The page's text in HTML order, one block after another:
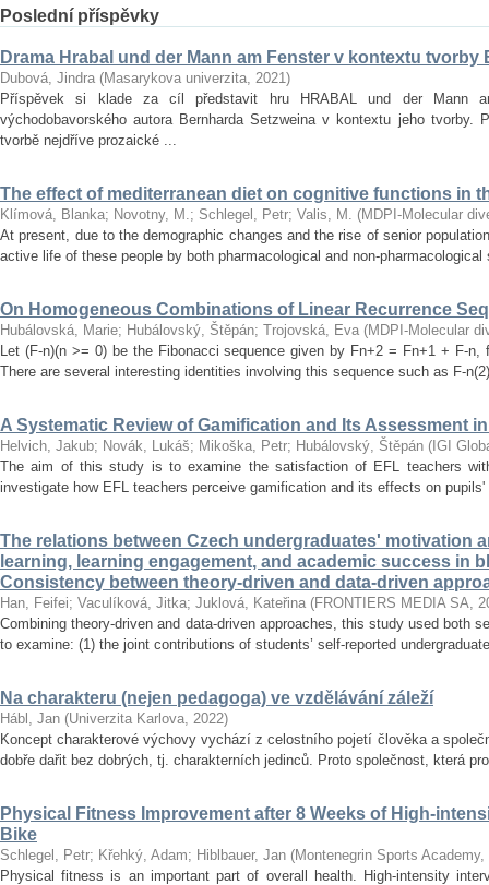
Poslední příspěvky
Drama Hrabal und der Mann am Fenster v kontextu tvorby
Dubová, Jindra (Masarykova univerzita, 2021)
Příspěvek si klade za cíl představit hru HRABAL und der Mann
východobavorského autora Bernharda Setzweina v kontextu jeho tvorby.
tvorbě nejdříve prozaické ...
The effect of mediterranean diet on cognitive functions in
Klímová, Blanka; Novotny, M.; Schlegel, Petr; Valis, M. (MDPI-Molecular
At present, due to the demographic changes and the rise of senior
active life of these people by both pharmacological and
On Homogeneous Combinations of Linear Recurrence
Hubálovská, Marie; Hubálovský, Štěpán; Trojovská, Eva (MDPI-Molecular
Let (F-n)(n >= 0) be the Fibonacci sequence given by Fn+2 = Fn+1 + F-
There are several interesting identities involving this sequence such as F-
A Systematic Review of Gamification and Its Assessment
Helvich, Jakub; Novák, Lukáš; Mikoška, Petr; Hubálovský, Štěpán ( IGI
The aim of this study is to examine the satisfaction of EFL teachers
investigate how EFL teachers perceive gamification and its effects on
The relations between Czech undergraduates' motivation
learning, learning engagement, and academic success in
Consistency between theory-driven and data-driven
Han, Feifei; Vaculíková, Jitka; Juklová, Kateřina (FRONTIERS MEDIA SA,
Combining theory-driven and data-driven approaches, this study used both
to examine: (1) the joint contributions of students’ self-reported
Na charakteru (nejen pedagoga) ve vzdělávání záleží
Hábl, Jan (Univerzita Karlova, 2022)
Koncept charakterové výchovy vychází z celostního pojetí člověka a
dobře dařit bez dobrých, tj. charakterních jedinců. Proto společnost, která
Physical Fitness Improvement after 8 Weeks of High-
Bike
Schlegel, Petr; Křehký, Adam; Hiblbauer, Jan (Montenegrin Sports Academy,
Physical fitness is an important part of overall health. High-intensity